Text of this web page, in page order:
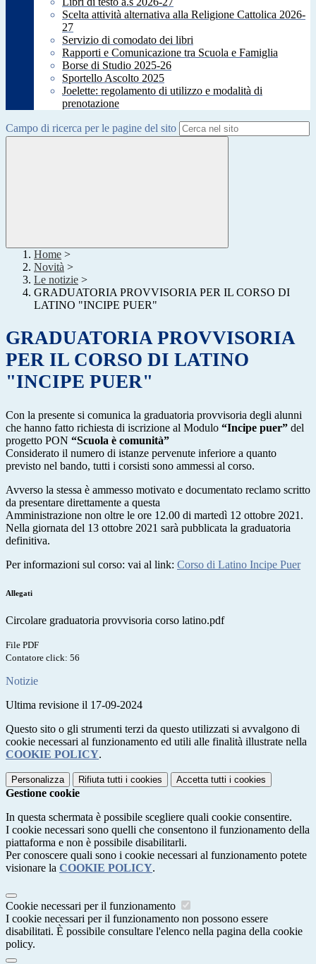
Scelta attività alternativa alla Religione Cattolica 2026-
27
Servizio di comodato dei libri
Rapporti e Comunicazione tra Scuola e Famiglia
Borse di Studio 2025-26
Sportello Ascolto 2025
Joelette: regolamento di utilizzo e modalità di
prenotazione
Campo di ricerca per le pagine del sito
Home >
Novità >
Le notizie >
GRADUATORIA PROVVISORIA PER IL CORSO DI
LATINO "INCIPE PUER"
GRADUATORIA PROVVISORIA
PER IL CORSO DI LATINO
"INCIPE PUER"
Con la presente si comunica la graduatoria provvisoria degli alunni
che hanno fatto richiesta di iscrizione al Modulo “Incipe puer” del
progetto PON “Scuola è comunità”
Considerato il numero di istanze pervenute inferiore a quanto
previsto nel bando, tutti i corsisti sono ammessi al corso.
Avverso la stessa è ammesso motivato e documentato reclamo scritto
da presentare direttamente a questa
Amministrazione non oltre le ore 12.00 di martedì 12 ottobre 2021.
Nella giornata del 13 ottobre 2021 sarà pubblicata la graduatoria
definitiva.
Per informazioni sul corso: vai al link: Corso di Latino Incipe Puer
Allegati
Circolare graduatoria provvisoria corso latino.pdf
File PDF
Contatore click: 56
Notizie
Ultima revisione il 17-09-2024
Questo sito o gli strumenti terzi da questo utilizzati si avvalgono di
cookie necessari al funzionamento ed utili alle finalità illustrate nella
COOKIE POLICY.
Personalizza Rifiuta tutti i cookies Accetta tutti i cookies
Gestione cookie
In questa schermata è possibile scegliere quali cookie consentire.
I cookie necessari sono quelli che consentono il funzionamento della
piattaforma e non è possibile disabilitarli.
Per conoscere quali sono i cookie necessari al funzionamento potete
visionare la COOKIE POLICY.
Cookie necessari per il funzionamento
I cookie necessari per il funzionamento non possono essere
disabilitati. È possibile consultare l'elenco nella pagina della cookie
policy.